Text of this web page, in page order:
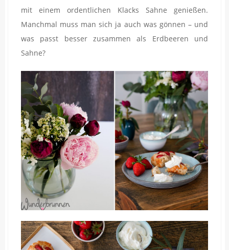
mit einem ordentlichen Klacks Sahne genießen.
Manchmal muss man sich ja auch was gönnen – und
was passt besser zusammen als Erdbeeren und
Sahne?